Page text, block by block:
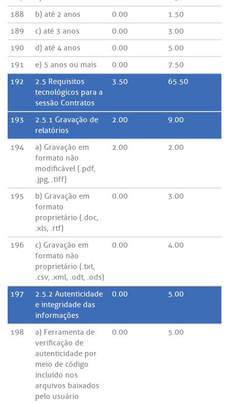
188
b) até 2 anos 0.00
1.50
189
c) até 3 anos 0.00
3.00
190
d) até 4 anos 0.00
5.00
191
e) 5 anos ou mais 0.00
7.50
192
2.5 Requisitos
tecnológicos para a
sessão Contratos
3.50 65.50
193
2.5.1 Gravação de
relatórios
2.00 9.00
194
a) Gravação em
formato não
modificável (.pdf,
.jpg, .tiff)
2.00 2.00
195
b) Gravação em
formato
proprietário (.doc,
.xls, .rtf)
0.00 3.00
196
c) Gravação em
formato não
proprietário (.txt,
.csv, .xml, .odt, .ods)
0.00 4.00
197
2.5.2 Autenticidade
e integridade das
informações
0.00 5.00
198
a) Ferramenta de
verificação de
autenticidade por
meio de código
incluído nos
arquivos baixados
pelo usuário
0.00 5.00